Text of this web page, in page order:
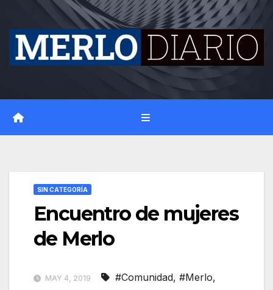
content
SIN CATEGORÍA
Encuentro de mujeres
de Merlo
MAY 4, 2019 #Comunidad, #Merlo,